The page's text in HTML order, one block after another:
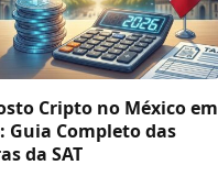
Cripto no México em
Guia Completo das
da SAT